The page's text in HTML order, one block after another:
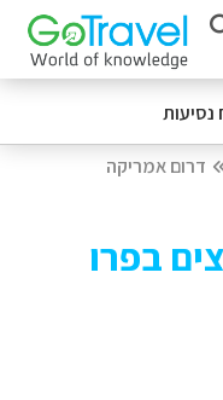
נסיעות
דרום אמריקה
בפרו